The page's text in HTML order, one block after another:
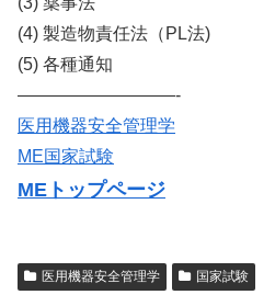
(4) 製造物責任法（PL法)
(5) 各種通知
—————————-
医用機器安全管理学
ME国家試験
MEトップページ
医用機器安全管理学 国家試験